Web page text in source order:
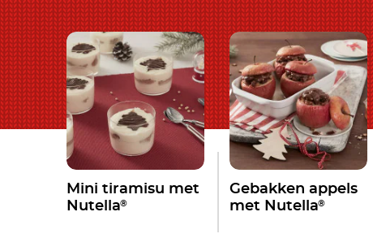
Mini tiramisu met
Nutella®
Gebakken appels
met Nutella®